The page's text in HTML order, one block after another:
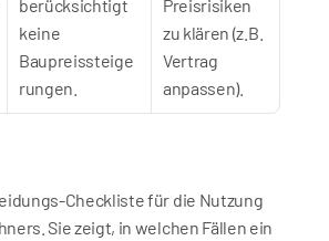
berücksichtigt
keine
Baupreissteige
rungen.
Preisrisiken
zu klären (z.B.
Vertrag
anpassen).
Checkliste für die Nutzung
Sie zeigt, in welchen Fällen ein